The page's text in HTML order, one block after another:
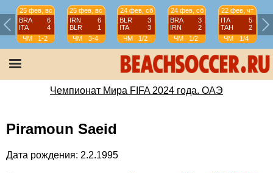
25 фев, вс
BRA
6
ITA
4
ЧМ
1-2
25 фев, вс
IRN
6
BLR
1
ЧМ
3-4
24 фев, сб
BLR
3
ITA
3
ЧМ
1/2
24 фев, сб
BRA
3
IRN
2
ЧМ
1/2
22 фев, чт
ITA
5
TAH
2
ЧМ
1/4
Чемпионат Мира FIFA 2024 года. ОАЭ
Piramoun Saeid
Дата рождения: 2.2.1995